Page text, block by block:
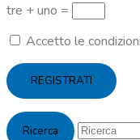
tre + uno =
Accetto le
REGISTRATI